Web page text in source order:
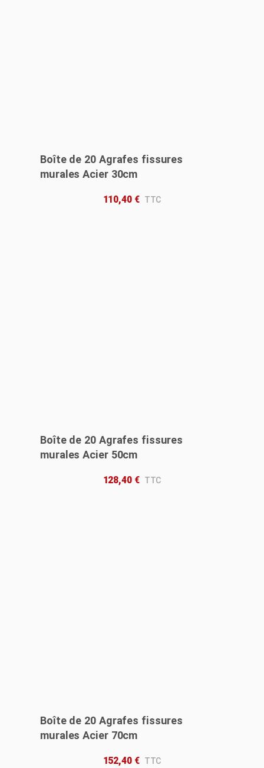
Boîte de 20 Agrafes fissures
murales Acier 30cm
110,40 €
Boîte de 20 Agrafes fissures
murales Acier 50cm
128,40 €
Boîte de 20 Agrafes fissures
murales Acier 70cm
152,40 €